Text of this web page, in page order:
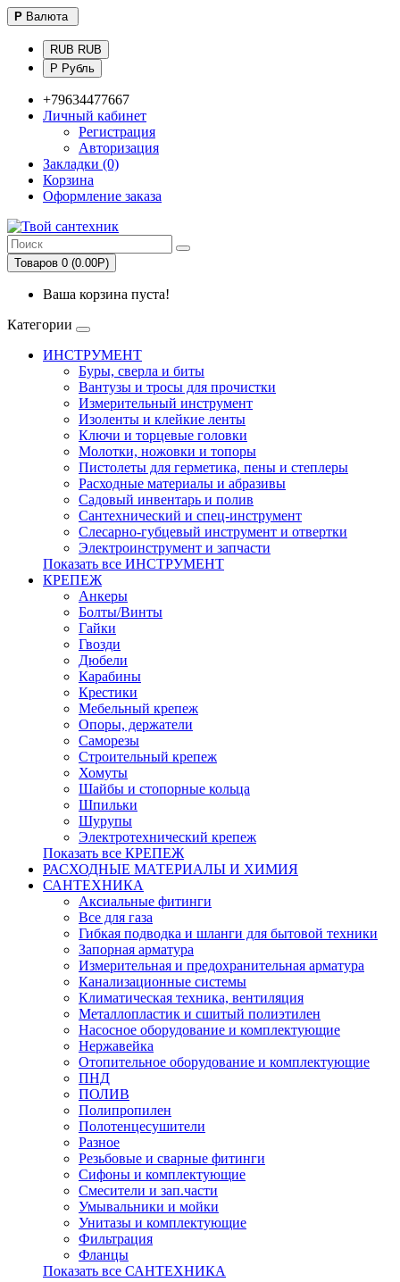
Р Валюта
RUB RUB
Р Рубль
+79634477667
Личный кабинет
Регистрация
Авторизация
Закладки (0)
Корзина
Оформление заказа
Товаров 0 (0.00Р)
Ваша корзина пуста!
Категории
ИНСТРУМЕНТ
Буры, сверла и биты
Вантузы и тросы для прочистки
Измерительный инструмент
Изоленты и клейкие ленты
Ключи и торцевые головки
Молотки, ножовки и топоры
Пистолеты для герметика, пены и степлеры
Расходные материалы и абразивы
Садовый инвентарь и полив
Сантехнический и спец-инструмент
Слесарно-губцевый инструмент и отвертки
Электроинструмент и запчасти
Показать все ИНСТРУМЕНТ
КРЕПЕЖ
Анкеры
Болты/Винты
Гайки
Гвозди
Дюбели
Карабины
Крестики
Мебельный крепеж
Опоры, держатели
Саморезы
Строительный крепеж
Хомуты
Шайбы и стопорные кольца
Шпильки
Шурупы
Электротехнический крепеж
Показать все КРЕПЕЖ
РАСХОДНЫЕ МАТЕРИАЛЫ И ХИМИЯ
САНТЕХНИКА
Аксиальные фитинги
Все для газа
Гибкая подводка и шланги для бытовой техники
Запорная арматура
Измерительная и предохранительная арматура
Канализационные системы
Климатическая техника, вентиляция
Металлопластик и сшитый полиэтилен
Насосное оборудование и комплектующие
Нержавейка
Отопительное оборудование и комплектующие
ПНД
ПОЛИВ
Полипропилен
Полотенцесушители
Разное
Резьбовые и сварные фитинги
Сифоны и комплектующие
Смесители и зап.части
Умывальники и мойки
Унитазы и комплектующие
Фильтрация
Фланцы
Показать все САНТЕХНИКА